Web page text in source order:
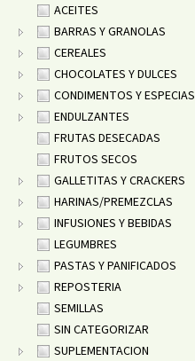
ACEITES
BARRAS Y GRANOLAS
CEREALES
CHOCOLATES Y DULCES
CONDIMENTOS Y ESPECIAS
ENDULZANTES
FRUTAS DESECADAS
FRUTOS SECOS
GALLETITAS Y CRACKERS
HARINAS/PREMEZCLAS
INFUSIONES Y BEBIDAS
LEGUMBRES
PASTAS Y PANIFICADOS
REPOSTERIA
SEMILLAS
SIN CATEGORIZAR
SUPLEMENTACION